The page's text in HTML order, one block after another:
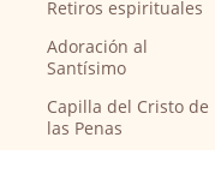
Retiros espirituales
Adoración al
Santísimo
Capilla del Cristo de
las Penas